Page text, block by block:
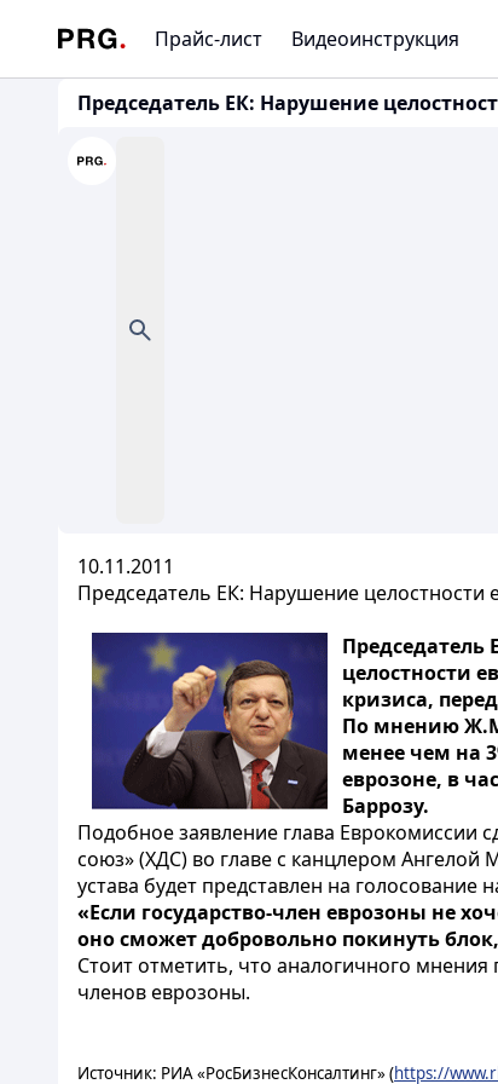
Прайс-лист Видеоинструкция
Председатель ЕК: Нарушение
10.11.2011
Председатель ЕК: Нарушение целостности
Председатель
целостности
кризиса,
По мнению
менее чем на
еврозоне, в
Баррозу.
Подобноезаявление глава Еврокомиссии
союз» (ХДС) во главе с канцлером
устава будет представлен на
«Если государство-член еврозоны не
оно сможет добровольно покинуть
Стоит отметить, что аналогичного
членов еврозоны.
Источник: РИА «РосБизнесКонсалтинг» (https://